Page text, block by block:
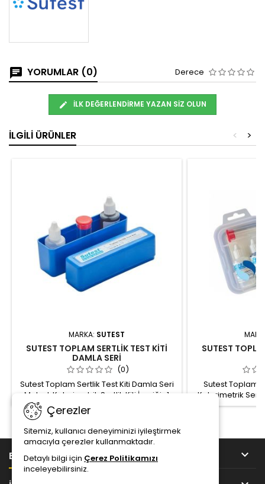
YORUMLAR (0) Derece
İLK DEĞERLENDIRME YAZAN SIZ OLUN
İLGILI ÜRÜNLER >
<
MARKA: SUTEST
SUTEST TOPLAM SERTLİK TEST KİTİ
DAMLA SERİ
(0)
Sutest Toplam Sertlik Test Kiti Damla Seri
Metod: Kolorimetrik Sertlik Kiti İçeriği : 1
adet MB İndikatör, 1 adet titrasyon
çözeltisi, Test tüpü, Kullanım kılavuzu
Ölçüm birimi : F (Fransız Sertlik Derecesi)
SUTEST
Sutest Toplam
Kolorimetrik
İndikatör, 1
BİLGİ 
Çerezler
Sitemiz, kullanıcı deneyiminizi iyileştirmek
amacıyla çerezler kullanmaktadır.
Detaylı bilgi için Çerez Politikamızı
inceleyebilirsiniz.